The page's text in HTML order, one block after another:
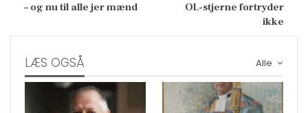
– og nu til alle jer mænd
OL-stjerne fortryder
ikke
Alle
LÆS OGSÅ